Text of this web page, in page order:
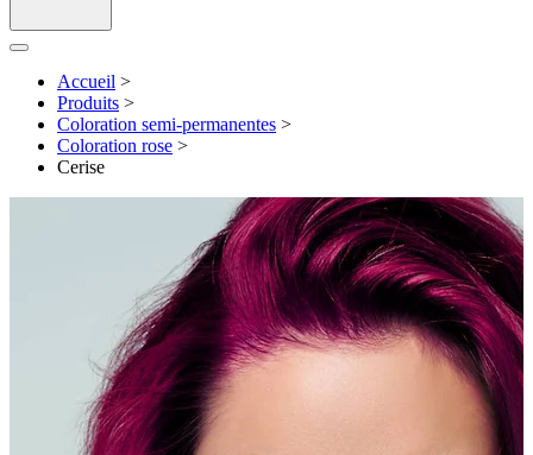
Open menu
Accueil >
Produits >
Coloration semi-permanentes >
Coloration rose >
Cerise